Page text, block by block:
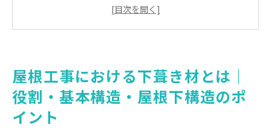
屋根工事における下葺き材の選び方｜おすすめ・コ
スト・メンテナンス比較
下葺き材に関するよくある質問（FAQ）・用語集
会社概要
屋根工事における下葺き材とは｜
役割・基本構造・屋根下構造のポ
イント